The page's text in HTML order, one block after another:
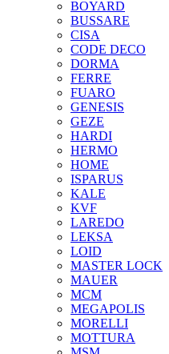
BOYARD
BUSSARE
CISA
CODE DECO
DORMA
FERRE
FUARO
GENESIS
GEZE
HARDI
HERMO
HOMЕ
ISPARUS
KALE
KVF
LAREDO
LEKSA
LOID
MASTER LOCK
MAUER
MCM
MEGAPOLIS
MORELLI
MOTTURA